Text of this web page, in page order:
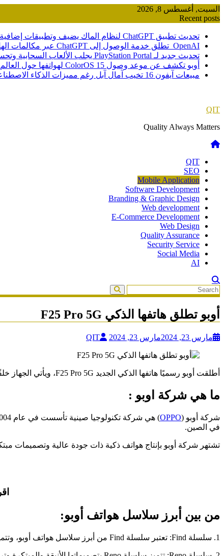
Skip
to
السبت, أغسطس 8, 2026
Recent posts
تحديث تطبيق ChatGPT لنظام الماك يضيف وتطبيقات إضافية
OpenAI تطلق خدمة الوصول إلى ChatGPT عبر مكالمات الهاتف
تحديث جديد لـ PlayStation Portal يجلب الألعاب السحابية وتحسينات صوتية
أوبو تكشف عن موعد وصول ColorOS 15 لهواتفها حول العالم
مبيعات آيفون 16 تخيب آمال آبل رغم مميزات الذكاء الاصطناعي
QIT
Quality Always Matters
QIT
SEO
Mobile Application
Software Development
Branding & Graphic Design
Web development
E-Commerce Development
Web Design
Quality Assurance
Security Service
Social Media
AI
أوبو تطلق هاتفها الذكي F25 Pro 5G
مارس 23, 2024 مارس 23, 2024 QIT
أطلقت أوبو رسميًا هاتفها الذكي الجديد F25 Pro 5G، ويأتي الجهاز خلفًا لجهاز عام 2022 المسمى F21 Pro 5G، إذ لم تطلق الشركة F23 Pro 5G في عام 2023.
ما هي شركة اوبو :
شركة أوبو (OPPO
في الصين.
تشتهر شركة أوبو بإنتاج هواتف ذكية ذات جودة عالية وتصميمات
من بين أبرز سلاسل هواتف أوبو:
1. سلسلة Find: تعتبر سلسلة Find من أبرز سلاسل هواتف أوبو، وتتميز بتصميم أنيق وتقنيات متطورة مثل الشحن السريع والكاميرات عالية الدقة.